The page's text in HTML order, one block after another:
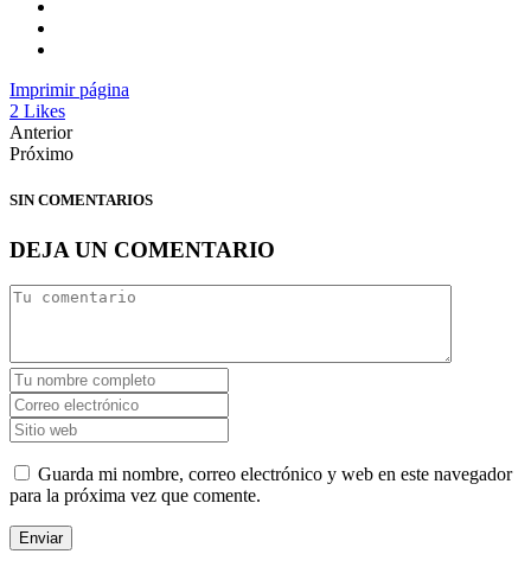
Imprimir página
2 Likes
Anterior
Próximo
SIN COMENTARIOS
DEJA UN COMENTARIO
Guarda mi nombre, correo electrónico y web en este navegador
para la próxima vez que comente.